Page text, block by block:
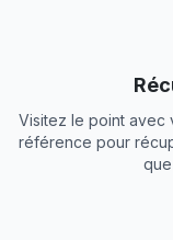
Visitez le point
référence pour